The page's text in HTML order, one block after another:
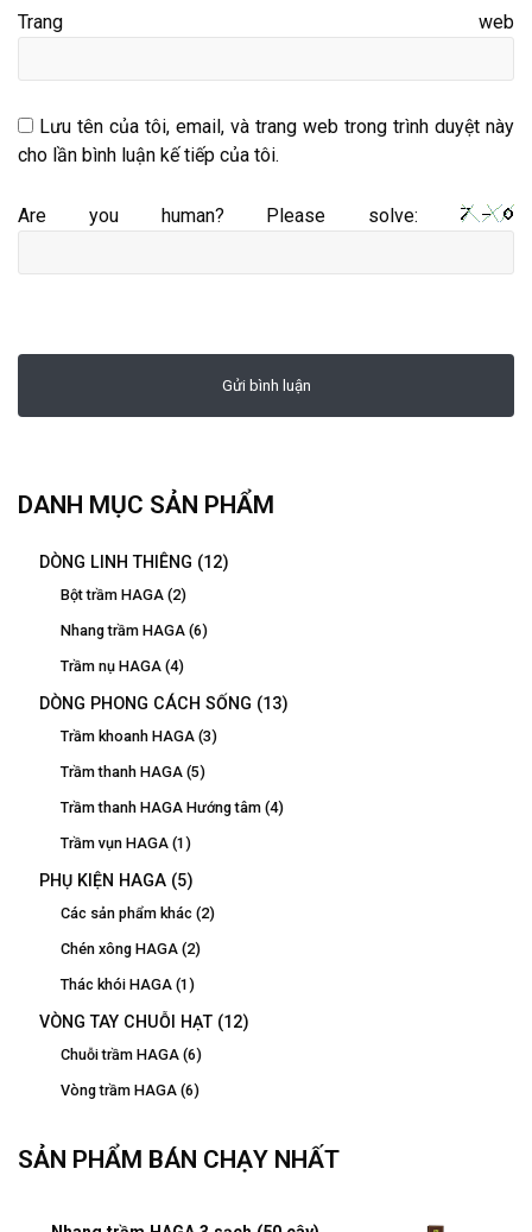
Trang web
Lưu tên của tôi, email, và trang web trong trình duyệt này
cho lần bình luận kế tiếp của tôi.
Are you human? Please solve:
DANH MỤC SẢN PHẨM
DÒNG LINH THIÊNG (12)
Bột trầm HAGA (2)
Nhang trầm HAGA (6)
Trầm nụ HAGA (4)
DÒNG PHONG CÁCH SỐNG (13)
Trầm khoanh HAGA (3)
Trầm thanh HAGA (5)
Trầm thanh HAGA Hướng tâm (4)
Trầm vụn HAGA (1)
PHỤ KIỆN HAGA (5)
Các sản phẩm khác (2)
Chén xông HAGA (2)
Thác khói HAGA (1)
VÒNG TAY CHUỖI HẠT (12)
Chuỗi trầm HAGA (6)
Vòng trầm HAGA (6)
SẢN PHẨM BÁN CHẠY NHẤT